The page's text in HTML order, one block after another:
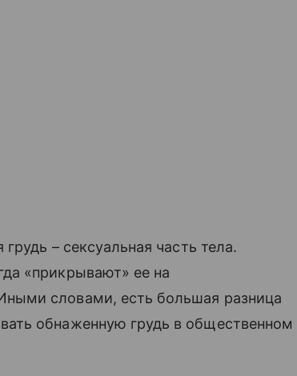
– сексуальная часть тела.
«прикрывают» ее на
словами, есть большая разница
обнаженную грудь в общественном